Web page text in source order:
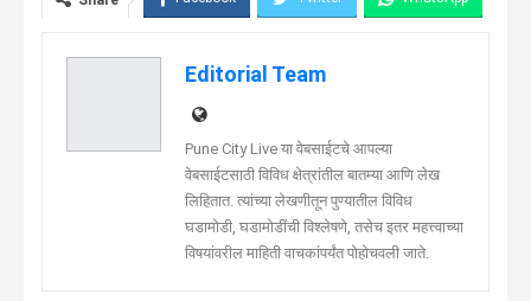
Editorial Team
Pune City Live या वेबसाईटचे आपल्या
वेबसाईटसाठी विविध क्षेत्रांतील बातम्या आणि लेख
लिहितात. त्यांच्या लेखणीतून पुण्यातील विविध
घडामोडी, घडामोडींची विश्लेषणे, तसेच इतर महत्त्वाच्या
विषयांवरील माहिती वाचकांपर्यंत पोहोचवली जाते.